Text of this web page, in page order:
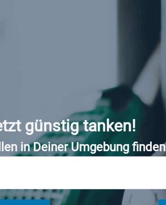
günstig tanken!
in Deiner Umgebung finden